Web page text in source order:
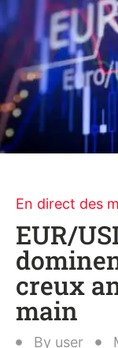
En direct des
EUR/
creux
main
By user